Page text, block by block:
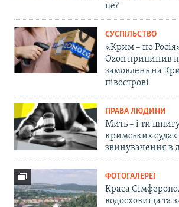
це?
СУСПІЛЬСТВО
«Крим – не
Ozon припинив
замовлень на
півострові
ПРАВА ЛЮДИНИ
Мить – і ти
кримських судах
звинувачення в
ФОТОГАЛЕРЕЇ
Краса
водосховища та